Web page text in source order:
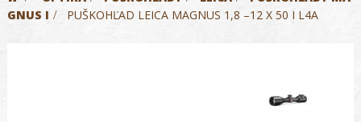
GNUS I > PUŠKOHĽAD LEICA MAGNUS 1,8 –12 X 50 I L4A